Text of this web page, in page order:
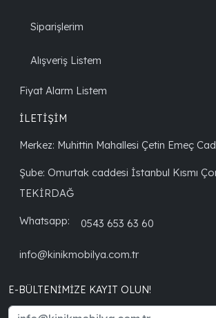
Siparişlerim
Alışveriş Listem
Fiyat Alarm Listem
İLETİŞİM
Merkez: Muhittin Mahallesi Çetin Emeç
Şube: Omurtak caddesi İstanbul Kısmı
TEKİRDAĞ
Whatsapp: 0543 653 63 60
info@kinikmobilya.com.tr
E-BÜLTENIMIZE KAYIT OLUN!